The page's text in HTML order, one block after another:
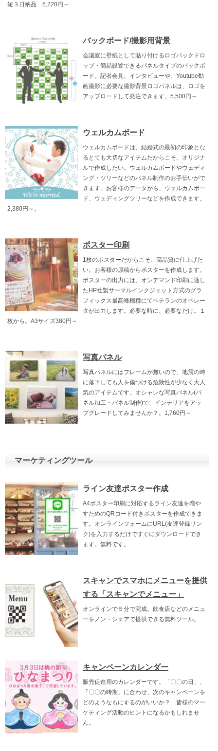
短３日納品 5,220円～
バックボード/撮影用背景
会議室に壁紙として貼り付けるロゴバックドロ
ップ・簡易設置できるパネルタイプのバックボ
ード。記者会見、インタビューや、Youtube動
画撮影に必要な撮影背景ロゴパネルは、ロゴを
アップロードして発注できます。5,500円～
ウェルカムボード
ウェルカムボードは、結婚式の最初の印象とな
るとても大切なアイテムだからこそ、オリジナ
ルで作成したい。ウェルカムボードやウェディ
ング・ツリーなどのパネル制作のお手伝いがで
きます。お客様のデータから、ウェルカムボー
ド、ウェディングツリーなどを作成できます。
2,380円～。
ポスター印刷
1枚のポスターだからこそ、高品質に仕上げた
い。お客様の原稿からポスターを作成します。
ポスターの出力には、オンデマンド印刷に適し
たHP社製サーマルインクジェット方式のグラ
フィックス最高峰機種にてベテランのオペレー
タが出力します。必要な時に、必要なだけ。１
枚から。A3サイズ380円～
写真パネル
写真パネルにはフレームが無いので、地震の時
に落下しても人を傷つける危険性が少なく大人
気のアイテムです。オシャレな写真パネル(パ
ネル加工・パネル制作)で、インテリアをアッ
プグレードしてみませんか？。1,760円～
マーケティングツール
ライン友達ポスター作成
A4ポスター印刷に対応するライン友達を増や
すためのQRコード付きポスターを作成できま
す。オンラインフォームにURL(友達登録リン
ク)を入力するだけですぐにダウンロードでき
ます。無料です。
スキャンでスマホにメニューを提供
する「スキャンでメニュー」
オンラインで５分で完成。飲食店などのメニュ
ーをノン・シェアで提供できる無料ツール。
キャンペーンカレンダー
販売促進用のカレンダーです。「〇〇の日」、
「〇〇の時期」に合わせ、次のキャンペーンを
どのようなもにするのがいいか？ 皆様のマー
ケティング活動のヒントになるかもしれませ
ん。